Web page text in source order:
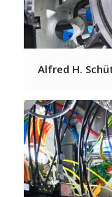
Alfred H.